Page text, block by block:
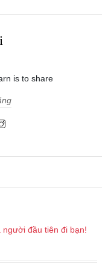
is to share
người đầu tiên đi bạn!